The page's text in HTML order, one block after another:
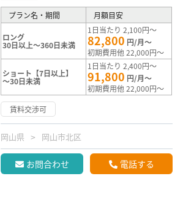
プラン名・期間 月額目安
ロング
30日以上～360日未満
1日当たり 2,100円～
82,800 円/月～
初期費用他 22,000円～
ショート【7日以上】
～30日未満
1日当たり 2,400円～
91,800 円/月～
初期費用他 22,000円～
賃料交渉可
岡山県 岡山市北区
お問合わせ 電話する